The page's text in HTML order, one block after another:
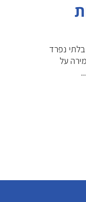
בלתי נפרד
על